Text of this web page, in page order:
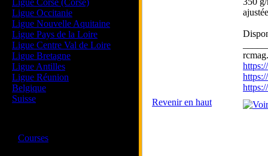
Ligue Corse (Corse)
Ligue Occitanie
Ligue Nouvelle Aquitaine
Ligue Pays de la Loire
Ligue Centre Val de Loire
Ligue Bretagne
Ligue Antilles
Ligue Réunion
Belgique
Suisse
Courses
Revenir en haut